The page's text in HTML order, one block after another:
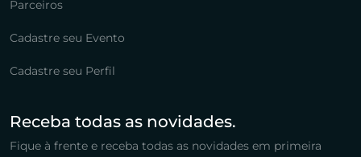
Parceiros
Cadastre seu Evento
Cadastre seu Perfil
Receba todas as novidades.
Fique à frente e receba todas as novidades em primeira